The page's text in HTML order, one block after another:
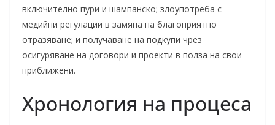
включително пури и шампанско; злоупотреба с
медийни регулации в замяна на благоприятно
отразяване; и получаване на подкупи чрез
осигуряване на договори и проекти в полза на свои
приближени.
Хронология на процеса